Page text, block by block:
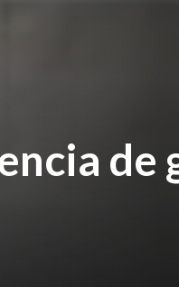
de